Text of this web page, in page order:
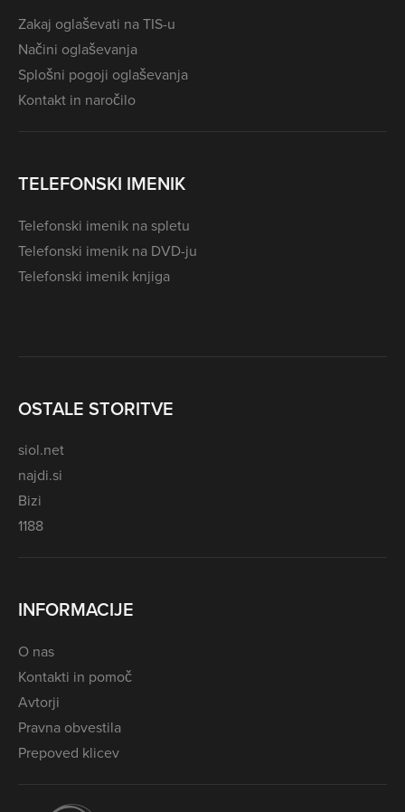
Zakaj oglaševati na TIS-u
Načini oglaševanja
Splošni pogoji oglaševanja
Kontakt in naročilo
TELEFONSKI IMENIK
Telefonski imenik na spletu
Telefonski imenik na DVD-ju
Telefonski imenik knjiga
OSTALE STORITVE
siol.net
najdi.si
Bizi
1188
INFORMACIJE
O nas
Kontakti in pomoč
Avtorji
Pravna obvestila
Prepoved klicev